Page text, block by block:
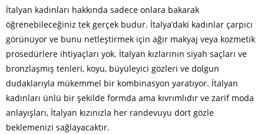
İtalyan kadınları hakkında sadece onlara bakarak
öğrenebileceğiniz tek gerçek budur. İtalya’daki kadınlar çarpıcı
görünüyor ve bunu netleştirmek için ağır makyaj veya kozmetik
prosedürlere ihtiyaçları yok. İtalyan kızlarının siyah saçları ve
bronzlaşmış tenleri, koyu, büyüleyici gözleri ve dolgun
dudaklarıyla mükemmel bir kombinasyon yaratıyor. İtalyan
kadınları ünlü bir şekilde formda ama kıvrımlıdır ve zarif moda
anlayışları, İtalyan kızınızla her randevuyu dört gözle
beklemenizi sağlayacaktır.